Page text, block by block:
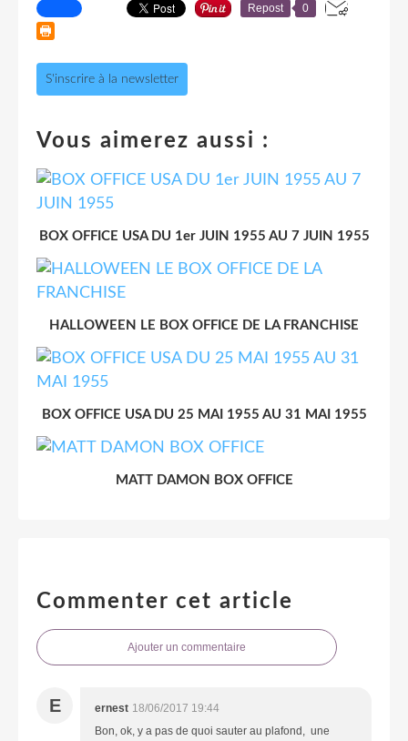
Repost 0
S'inscrire à la newsletter
Vous aimerez aussi :
BOX OFFICE USA DU 1er JUIN 1955 AU 7 JUIN 1955
HALLOWEEN LE BOX OFFICE DE LA FRANCHISE
BOX OFFICE USA DU 25 MAI 1955 AU 31 MAI 1955
MATT DAMON BOX OFFICE
Commenter cet article
Ajouter un commentaire
E ernest 18/06/2017 19:44
Bon, ok, y a pas de quoi sauter au plafond, une